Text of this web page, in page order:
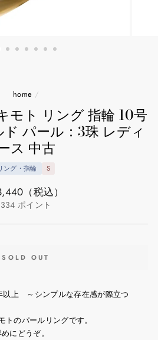
home /
モト リング 指輪 10号
パール：3珠 レディ
ス 中古
ング・指輪 S
（税込）
334 ポイント
SOLD OUT
以上 ～シンプルな存在感が際立つ
のパールリングです。
にどうぞ。